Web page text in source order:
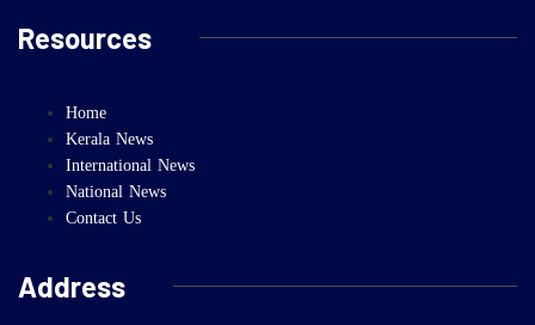
Resources
Home
Kerala News
International News
National News
Contact Us
Address